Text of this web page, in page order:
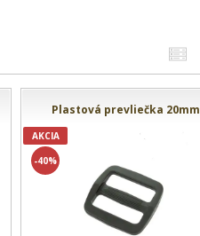
Plastová prevliečka 20mm
AKCIA
-40%